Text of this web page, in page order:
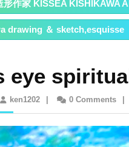
形作家 KISSEA KISHIKAWA
drawing ＆ sketch,esquisse
eye
ken1202ken12020 Comments